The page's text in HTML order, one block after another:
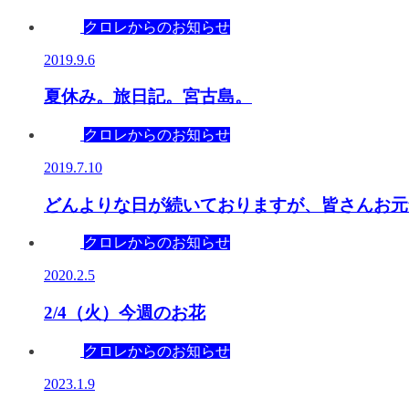
クロレからのお知らせ
2019.9.6
夏休み。旅日記。宮古島。
クロレからのお知らせ
2019.7.10
どんよりな日が続いておりますが、皆さんお
クロレからのお知らせ
2020.2.5
2/4（火）今週のお花
クロレからのお知らせ
2023.1.9